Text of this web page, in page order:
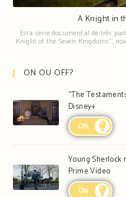
A Knight in
Esta série documental de três
Knight of the Seven Kingdoms",
ON OU OFF?
“The
Disney+
ON
Young Sherlock
Prime Video
ON